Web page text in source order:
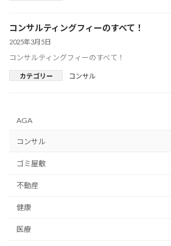
コンサルティングフィーのすべて！
2025年3月5日
コンサルティングフィーのすべて！
カテゴリー コンサル
AGA
コンサル
ゴミ屋敷
不動産
健康
医療